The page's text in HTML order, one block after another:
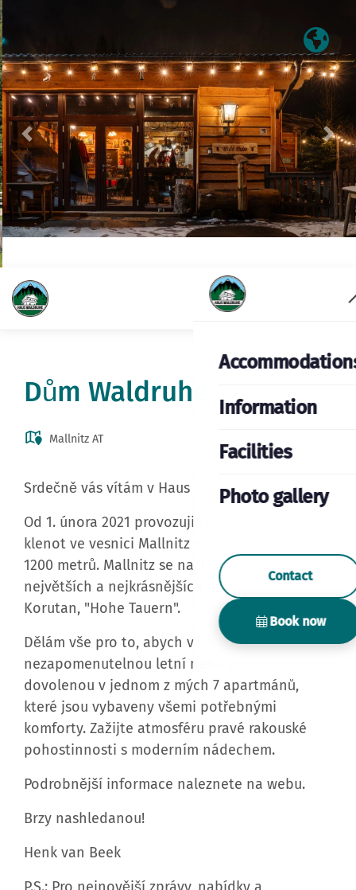
Previous
Srdečně vás vítám v Haus Waldruhe!
Od 1. února 2021 provozuji tento idylický
klenot ve vesnici Mallnitz v nadmořské výšce
1200 metrů. Mallnitz se nachází v jednom z
největších a nejkrásnějších přírodních parků
Korutan, "Hohe Tauern".
Dělám vše pro to, abych vám poskytl
nezapomenutelnou letní nebo zimní
dovolenou v jednom z mých 7 apartmánů,
které jsou vybaveny všemi potřebnými
komforty. Zažijte atmosféru pravé rakouské
pohostinnosti s moderním nádechem.
Podrobnější informace naleznete na webu.
Brzy nashledanou!
Henk van Beek
P.S.: Pro nejnovější zprávy, nabídky a
nejkrásnější fotografie vám doporučuji